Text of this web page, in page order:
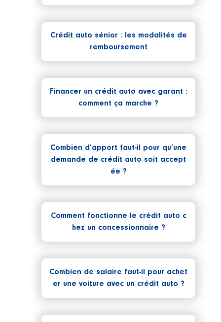
Crédit auto sénior : les modalités de
remboursement
Financer un crédit auto avec garant :
comment ça marche ?
Combien d’apport faut-il pour qu’une
demande de crédit auto soit accept
ée ?
Comment fonctionne le crédit auto c
hez un concessionnaire ?
Combien de salaire faut-il pour achet
er une voiture avec un crédit auto ?